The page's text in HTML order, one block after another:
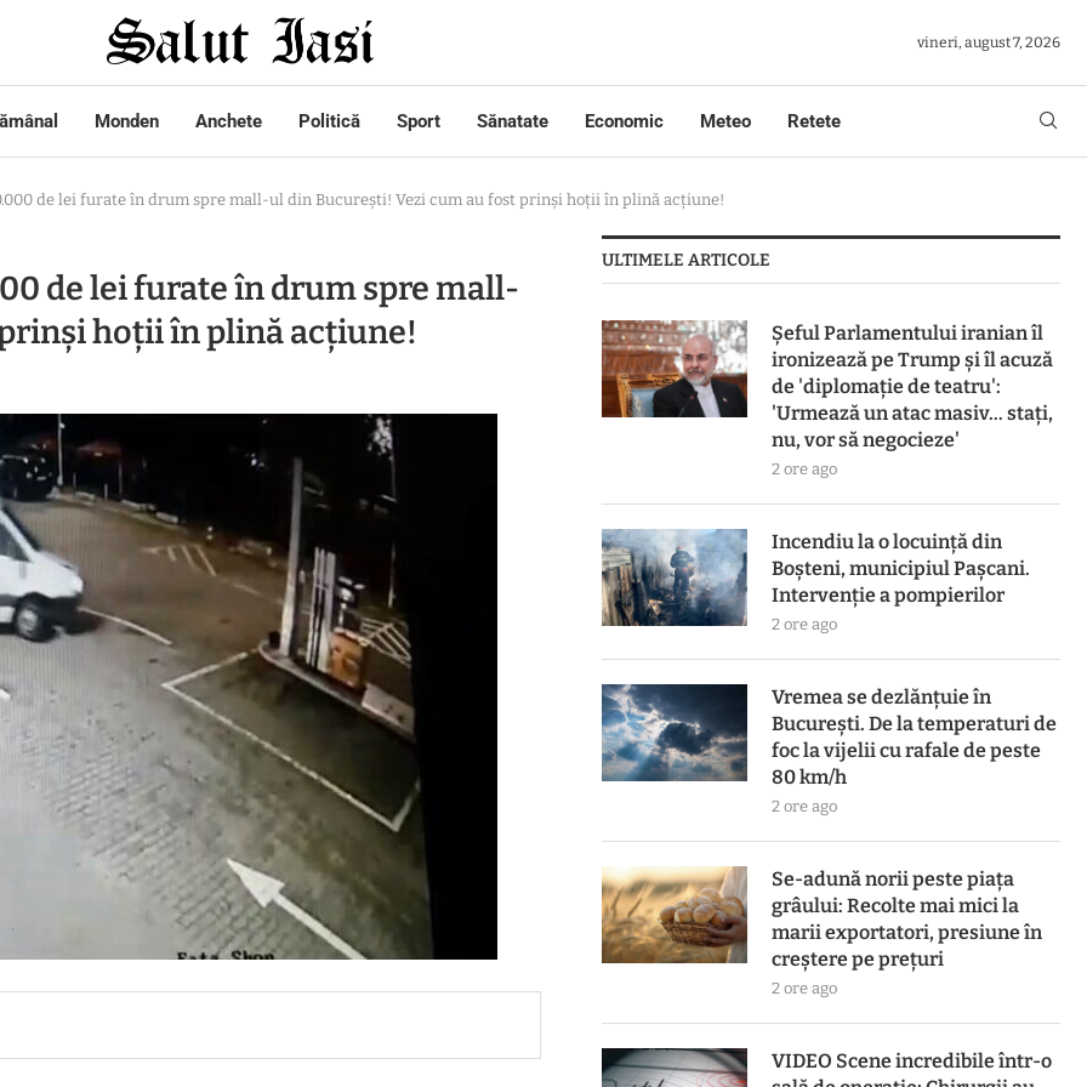
vineri, august 7, 2026
Monden Anchete Politică Sport Sănatate Economic Meteo Retete
de lei furate în drum spre mall-ul din București! Vezi cum au fost prinși hoții în plină acțiune!
de lei furate în drum spre mall-
hoții în plină acțiune!
ULTIMELE ARTICOLE
Șeful Parlamentului iranian îl
ironizează pe Trump și îl acuză
de 'diplomație de teatru':
'Urmează un atac masiv… stați,
nu, vor să negocieze'
2 ore ago
Incendiu la o locuință din
Boșteni, municipiul Pașcani.
Intervenție a pompierilor
2 ore ago
Vremea se dezlănțuie în
București. De la temperaturi de
foc la vijelii cu rafale de peste
80 km/h
2 ore ago
Se-adună norii peste piața
grâului: Recolte mai mici la
marii exportatori, presiune în
creștere pe prețuri
2 ore ago
VIDEO Scene incredibile într-o